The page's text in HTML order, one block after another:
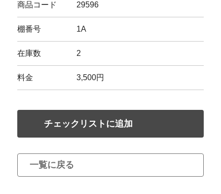
商品コード 29596
棚番号 1A
在庫数 2
料金 3,500円
チェックリストに追加
一覧に戻る